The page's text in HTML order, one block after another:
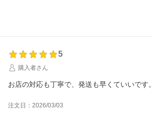
5
購入者さん
お店の対応も丁寧で、発送も早くていいです。
注文日：2026/03/03